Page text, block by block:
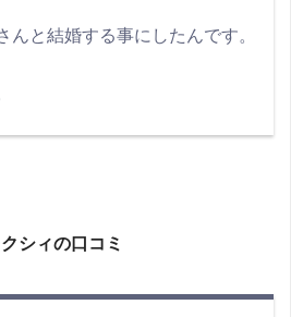
んと結婚する事にしたんです。
シィの口コミ